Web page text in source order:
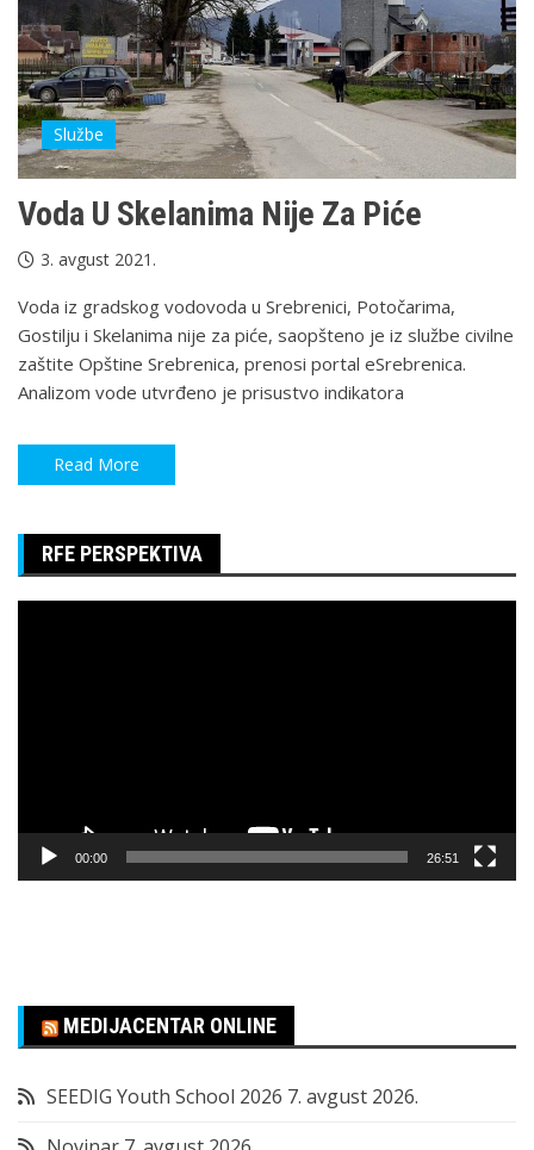
Službe
Voda U Skelanima Nije Za Piće
3. avgust 2021.
Voda iz gradskog vodovoda u Srebrenici, Potočarima,
Gostilju i Skelanima nije za piće, saopšteno je iz službe civilne
zaštite Opštine Srebrenica, prenosi portal eSrebrenica.
Analizom vode utvrđeno je prisustvo indikatora
Read More
RFE PERSPEKTIVA
00:00 26:51
MEDIJACENTAR ONLINE
SEEDIG Youth School 2026 7. avgust 2026.